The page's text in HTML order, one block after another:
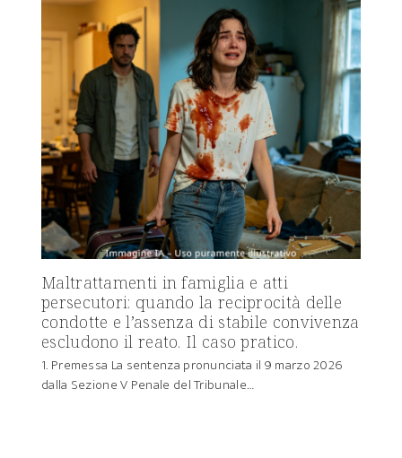
Maltrattamenti in famiglia e atti
persecutori: quando la reciprocità delle
condotte e l’assenza di stabile convivenza
escludono il reato. Il caso pratico.
1. Premessa La sentenza pronunciata il 9 marzo 2026
dalla Sezione V Penale del Tribunale…